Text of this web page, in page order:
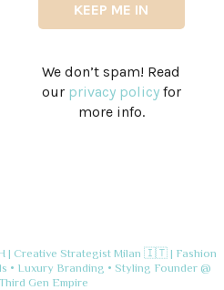
We don’t spam! Read
our privacy policyfor
more info.
| Creative StrategistMilan 🇮🇹 | Fashion
• Luxury Branding • Styling Founder @
Third Gen Empire